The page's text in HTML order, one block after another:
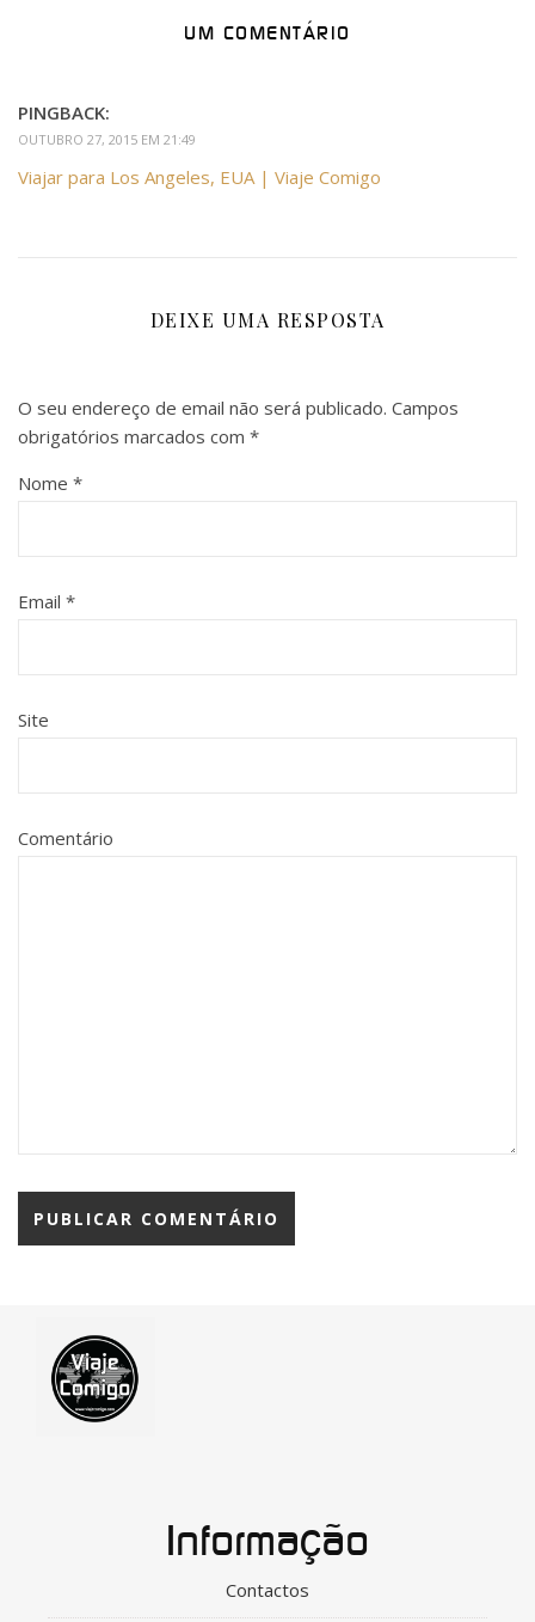
UM COMENTÁRIO
PINGBACK:
OUTUBRO 27, 2015 EM 21:49
Viajar para Los Angeles, EUA | Viaje Comigo
DEIXE UMA RESPOSTA
O seu endereço de email não será publicado. Campos
obrigatórios marcados com *
Nome *
Email *
Site
Comentário
Informação
Contactos